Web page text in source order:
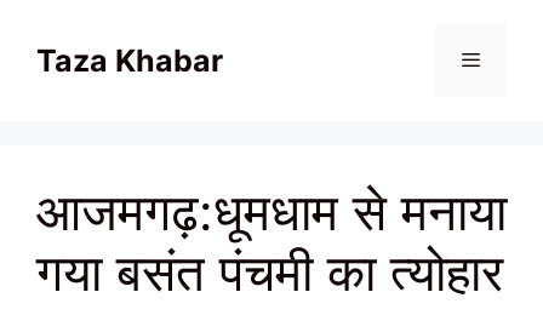
contentTaza Khabar
आजमगढ़:धूमधाम से मनाया
गया बसंत पंचमी का त्योहार